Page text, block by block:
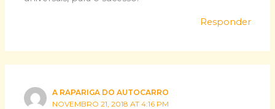
Responder
A RAPARIGA DO AUTOCARRO
NOVEMBRO 21, 2018 AT 4:16 PM